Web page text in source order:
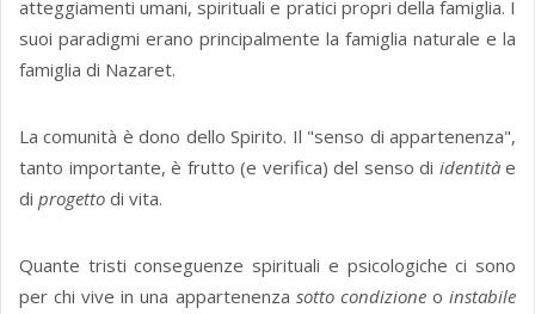
atteggiamenti umani, spirituali e pratici propri della famiglia. I
suoi paradigmi erano principalmente la famiglia naturale e la
famiglia di Nazaret.
La comunità è dono dello Spirito. Il "senso di appartenenza",
tanto importante, è frutto (e verifica) del senso di identitàe
di progetto di vita.
Quante tristi conseguenze spirituali e psicologiche ci sono
per chi vive in una appartenenza sotto condizione oinstabile